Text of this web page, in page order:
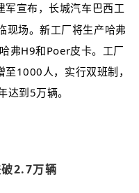
宣布，长城汽车巴西工
现场。新工厂将生产哈弗
弗H9和Poer皮卡。工厂
1000人，实行双班制，
到5万辆。
2.7万辆